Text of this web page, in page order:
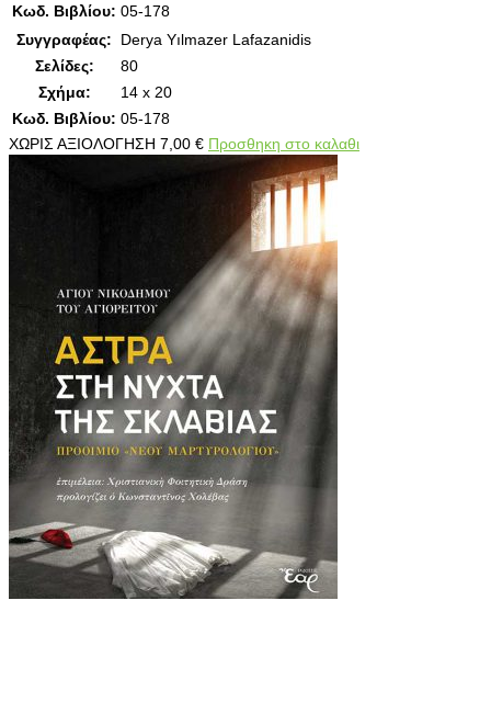
Κωδ. Βιβλίου: 05-178
Συγγραφέας:
Derya Yılmazer Lafazanidis
Σελίδες:
80
Σχήμα:
14 x 20
Κωδ. Βιβλίου: 05-178
ΧΩΡΙΣ ΑΞΙΟΛΟΓΗΣΗ 7,00 € Προσθηκη στο καλαθι